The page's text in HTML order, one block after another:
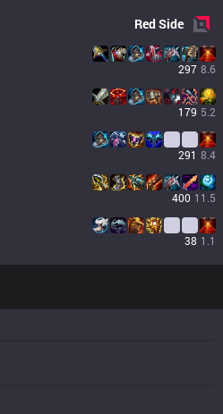
RedSide
297 8.6
179 5.2
291 8.4
400 11.5
38 1.1